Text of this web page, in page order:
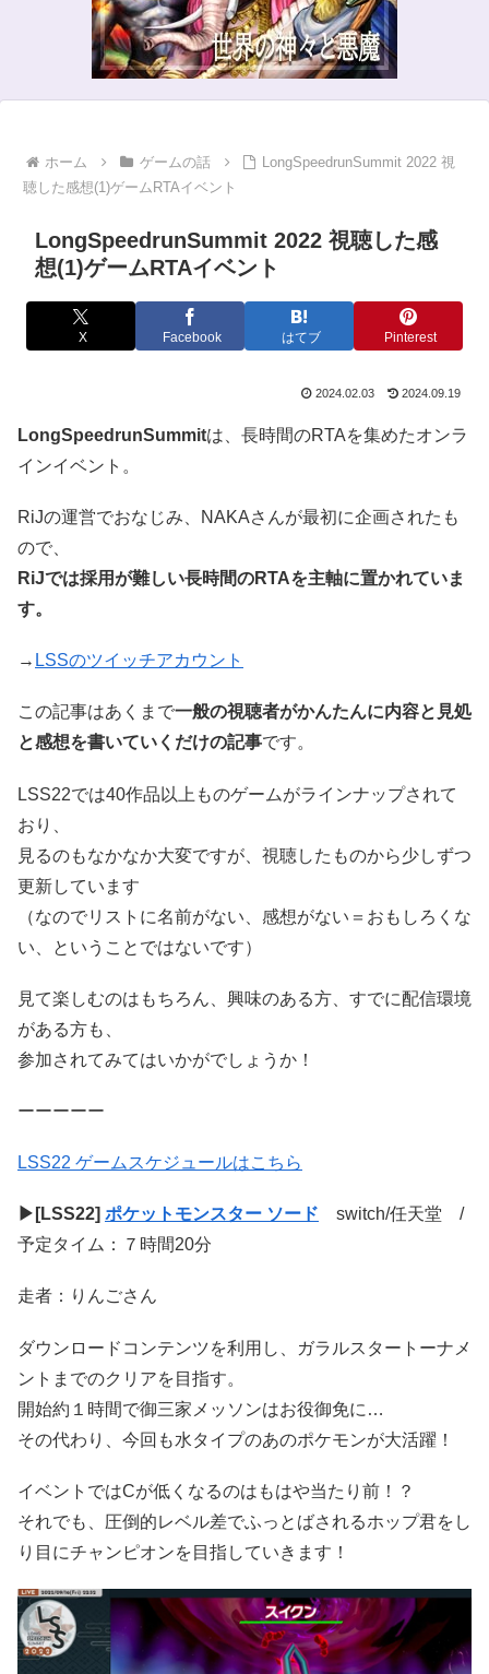
ホーム ゲームの話
LongSpeedrunSummit 2022 視
聴した感想(1)ゲームRTAイベント
LongSpeedrunSummit 2022 視聴した感
想(1)ゲームRTAイベント
X Facebook はてブ Pinterest
2024.02.03 2024.09.19
LongSpeedrunSummitは、長時間のRTAを集めたオンラ
インイベント。
RiJの運営でおなじみ、NAKAさんが最初に企画されたも
ので、
RiJでは採用が難しい長時間のRTAを主軸に置かれていま
す。
→ LSSのツイッチアカウント
この記事はあくまで一般の視聴者がかんたんに内容と見処
と感想を書いていくだけの記事です。
LSS22では40作品以上ものゲームがラインナップされて
おり、
見るのもなかなか大変ですが、視聴したものから少しずつ
更新しています
（なのでリストに名前がない、感想がない＝おもしろくな
い、ということではないです）
見て楽しむのはもちろん、興味のある方、すでに配信環境
がある方も、
参加されてみてはいかがでしょうか！
ーーーーー
LSS22 ゲームスケジュールはこちら
▶[LSS22] ポケットモンスター ソード switch/任天堂 /
予定タイム：７時間20分
走者：りんごさん
ダウンロードコンテンツを利用し、ガラルスタートーナメ
ントまでのクリアを目指す。
開始約１時間で御三家メッソンはお役御免に…
その代わり、今回も水タイプのあのポケモンが大活躍！
イベントではCが低くなるのはもはや当たり前！？
それでも、圧倒的レベル差でふっとばされるホップ君をし
り目にチャンピオンを目指していきます！